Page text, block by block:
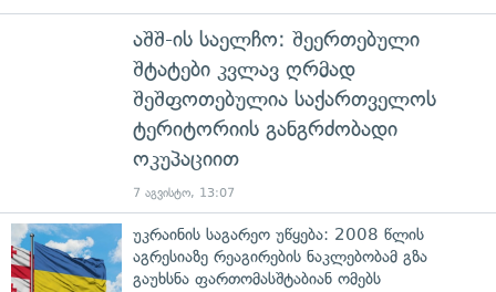
აშშ-ის საელჩო: შეერთებული
შტატები კვლავ ღრმად
შეშფოთებულია საქართველოს
ტერიტორიის განგრძობადი
ოკუპაციით
7 აგვისტო, 13:07
უკრაინის საგარეო უწყება: 2008 წლის
აგრესიაზე რეაგირების ნაკლებობამ გზა
გაუხსნა ფართომასშტაბიან ომებს